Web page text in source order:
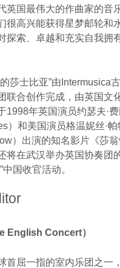
英国最伟大的作曲家的音
很高兴能获得星梦邮轮和
探索、卓越和充实自我拥
莎士比亚”由Intermusica
联合创作完成，由英国文
1998年英国演员约瑟夫·
）和美国演员格温妮丝·帕
）出演的知名影片《莎
将在武汉举办英国协奏团
国收官活动。
English Concert）
首屈一指的室内乐团之一